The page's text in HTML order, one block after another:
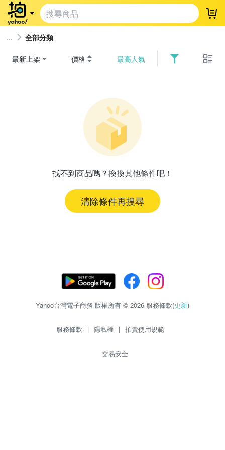
登
全部分類
最新上架 價格 最高人氣
找不到商品嗎？換換其他條件吧！
清除條件再搜尋
Yahoo台灣電子商務 版權所有 © 2026 服務條款(更新)
服務條款 | 隱私權 | 拍賣使用規範
交易安全